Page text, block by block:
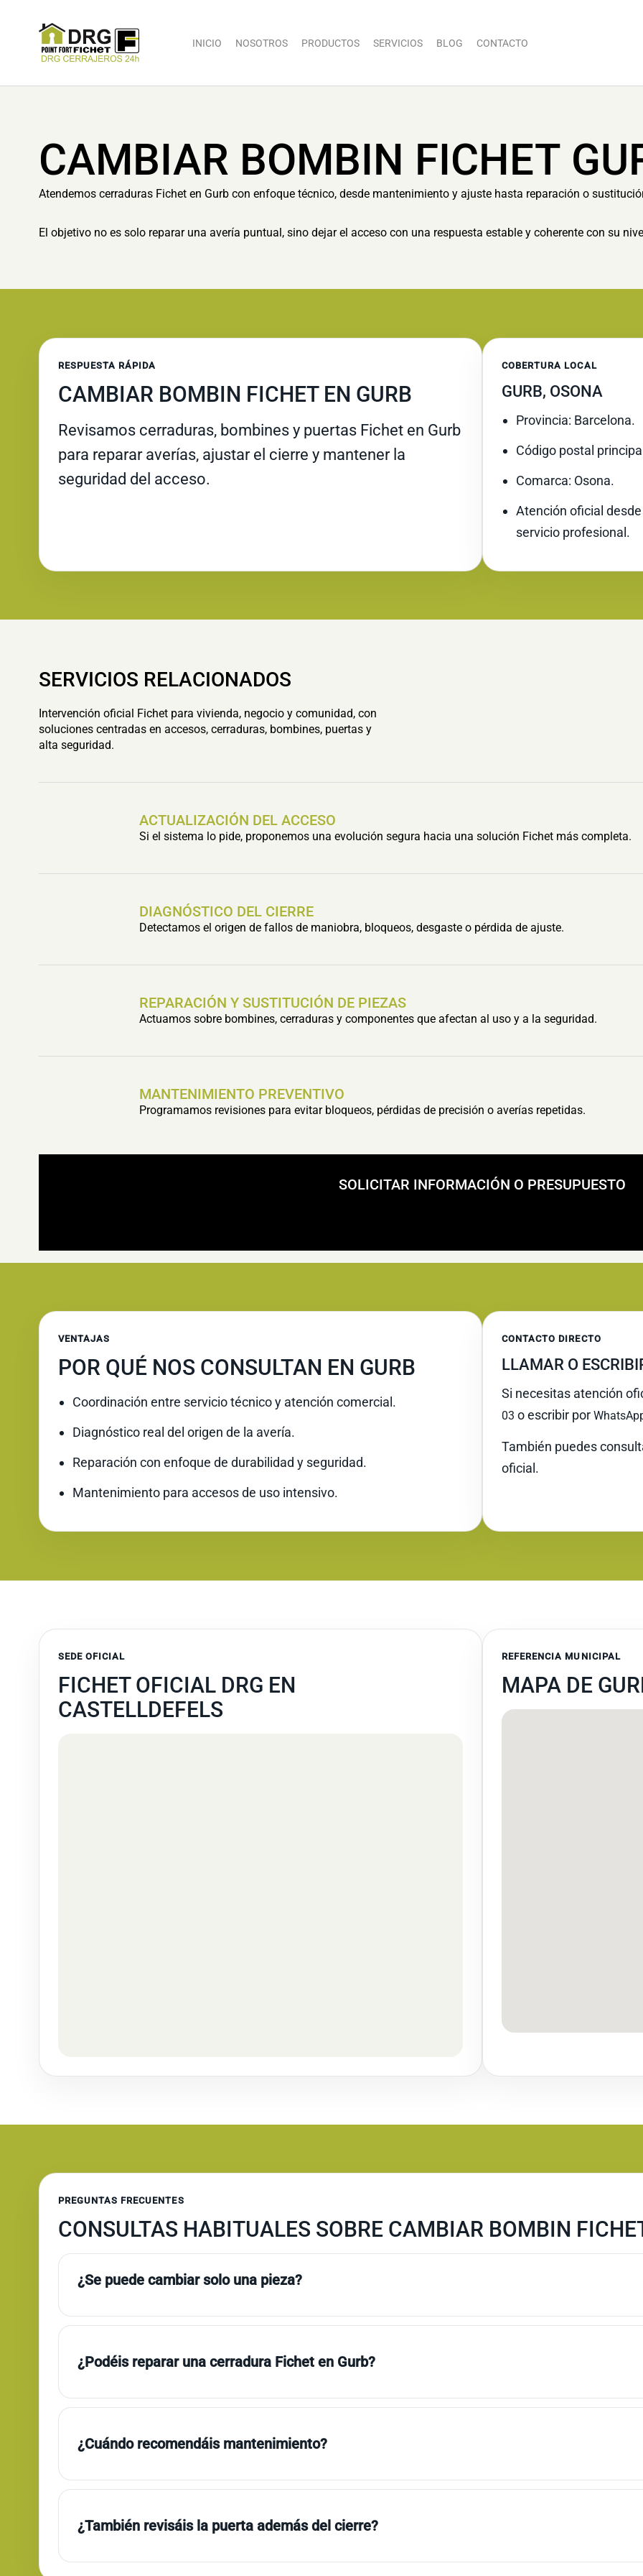
INICIO NOSOTROS PRODUCTOS SERVICIOS BLOG CONTACTO
CAMBIAR BOMBIN FICHET
Atendemos cerraduras Fichet en Gurb con enfoque técnico, desde mantenimiento y ajuste hasta reparación o
El objetivo no es solo reparar una avería puntual, sino dejar el acceso con una respuesta estable y coherente con su
RESPUESTA RÁPIDA
CAMBIAR BOMBIN FICHET EN GURB
Revisamos cerraduras, bombines y puertas Fichet en Gurb
para reparar averías, ajustar el cierre y mantener la
seguridad del acceso.
COBERTURA LOCAL
GURB, OSONA
Provincia: Barcelona.
Código postal
Comarca: Osona.
Atención oficial
servicio profesional.
SERVICIOS RELACIONADOS
Intervención oficial Fichet para vivienda, negocio y comunidad, con
soluciones centradas en accesos, cerraduras, bombines, puertas y
alta seguridad.
ACTUALIZACIÓN DEL ACCESO
Si el sistema lo pide, proponemos una evolución segura hacia una solución Fichet más completa.
DIAGNÓSTICO DEL CIERRE
Detectamos el origen de fallos de maniobra, bloqueos, desgaste o pérdida de ajuste.
REPARACIÓN Y SUSTITUCIÓN DE PIEZAS
Actuamos sobre bombines, cerraduras y componentes que afectan al uso y a la seguridad.
MANTENIMIENTO PREVENTIVO
Programamos revisiones para evitar bloqueos, pérdidas de precisión o averías repetidas.
SOLICITAR INFORMACIÓN O PRESUPUESTO
VENTAJAS
POR QUÉ NOS CONSULTAN EN GURB
Coordinación entre servicio técnico y atención comercial.
Diagnóstico real del origen de la avería.
Reparación con enfoque de durabilidad y seguridad.
Mantenimiento para accesos de uso intensivo.
CONTACTO DIRECTO
LLAMAR O
Si necesitas atención
03 o escribir por
También puedes
oficial.
SEDE OFICIAL
FICHET OFICIAL DRG EN
CASTELLDEFELS
REFERENCIA MUNICIPAL
MAPA DE
PREGUNTAS FRECUENTES
CONSULTAS HABITUALES SOBRE CAMBIAR BOMBIN
¿Se puede cambiar solo una pieza?
¿Podéis reparar una cerradura Fichet en Gurb?
¿Cuándo recomendáis mantenimiento?
¿También revisáis la puerta además del cierre?